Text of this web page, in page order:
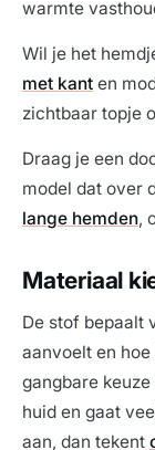
warmte
Wil je het
met kant en
zichtbaar topje
Draag je een
model dat over
lange hemden,
Materiaal
De stof bepaalt
aanvoelt en
gangbare
huid en gaat
aan, dan tekent